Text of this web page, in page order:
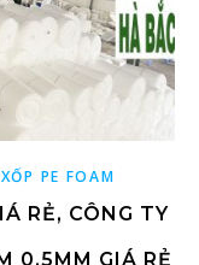
PE FOAM
RẺ, CÔNG TY
0.5MM GIÁ RẺ